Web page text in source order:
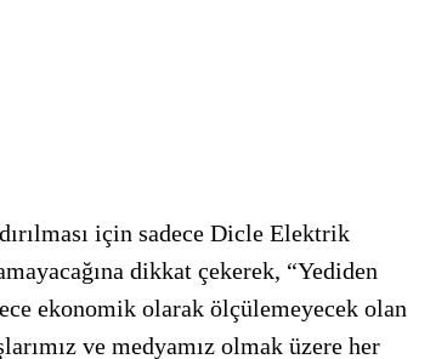
için sadece Dicle Elektrik
dikkat çekerek, “Yediden
ekonomik olarak ölçülemeyecek olan
ve medyamız olmak üzere her